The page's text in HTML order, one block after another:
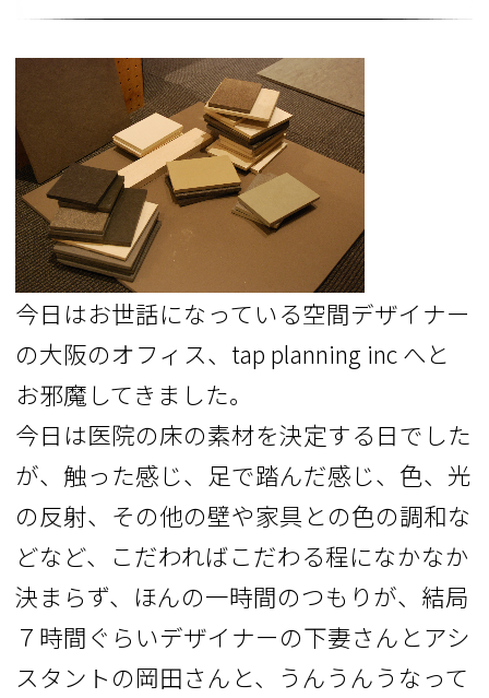
今日はお世話になっている空間デザイナー
の大阪のオフィス、tap planning inc へと
お邪魔してきました。
今日は医院の床の素材を決定する日でした
が、触った感じ、足で踏んだ感じ、色、光
の反射、その他の壁や家具との色の調和な
どなど、こだわればこだわる程になかなか
決まらず、ほんの一時間のつもりが、結局
７時間ぐらいデザイナーの下妻さんとアシ
スタントの岡田さんと、うんうんうなって